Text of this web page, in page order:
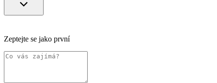
Zeptejte se jako první